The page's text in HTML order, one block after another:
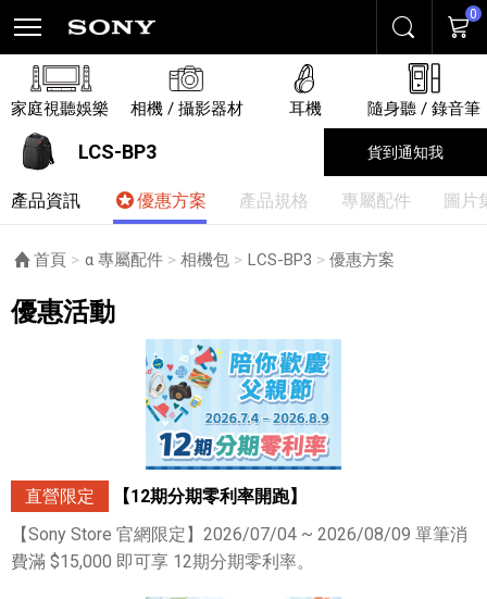
搜尋 購物
0
家庭視聽娛樂 相機 / 攝影器材 耳機 隨身聽 / 錄音筆
LCS-BP3 貨到通知我
產品資訊 優惠方案 產品規格 專屬配件 圖片
首頁 α 專屬配件 相機包 LCS-BP3 目前頁面：
優惠方案
優惠活動
直營限定
【12期分期零利率開跑】
【Sony Store 官網限定】2026/07/04 ~ 2026/08/09 單筆消
費滿 $15,000 即可享 12期分期零利率。